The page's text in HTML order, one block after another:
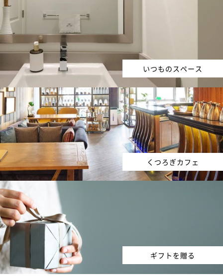
いつものスペース
くつろぎカフェ
ギフトを贈る